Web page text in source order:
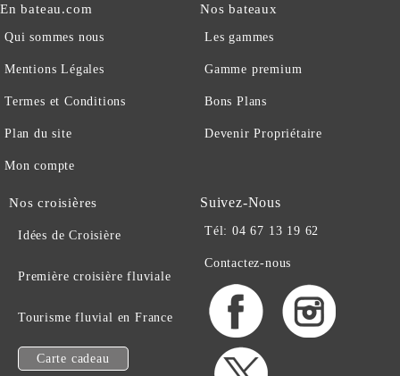
En bateau.com
Qui sommes nous
Mentions Légales
Termes et Conditions
Plan du site
Mon compte
Nos bateaux
Les gammes
Gamme premium
Bons Plans
Devenir Propriétaire
Nos croisières
Idées de Croisière
Première croisière fluviale
Tourisme fluvial en France
Carte cadeau
Suivez-Nous
Tél: 04 67 13 19 62
Contactez-nous